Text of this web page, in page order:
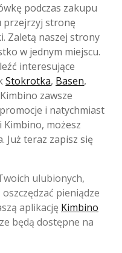
podczas zakupu
stronę
Zaletą naszej strony
w jednym miejscu.
interesujące
Stokrotka, Basen,
zawsze
i natychmiast
możesz
Już teraz zapisz się
ulubionych,
pieniądze
aplikację Kimbino
będą dostępne na